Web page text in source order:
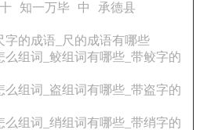
知一万毕 中
承德县
字的成语_尺的成语有哪些
么组词_鲛组词有哪些_带鲛字的
么组词_盗组词有哪些_带盗字的
么组词_绡组词有哪些_带绡字的